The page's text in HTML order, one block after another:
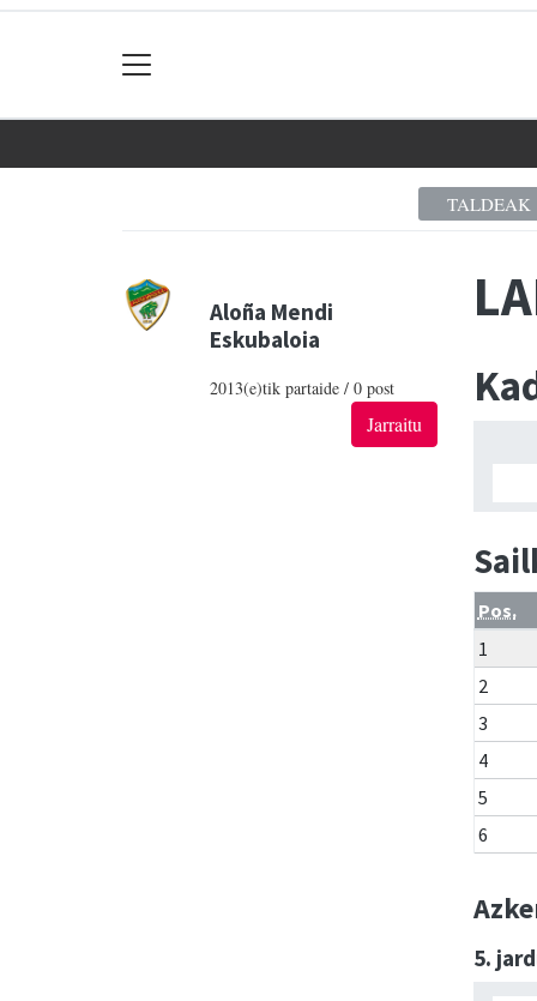
TALDEAK
Aloña Mendi
Eskubaloia
2013(e)tik partaide / 0 post
Jarraitu
Pos.
1
2
3
4
5
6
5.